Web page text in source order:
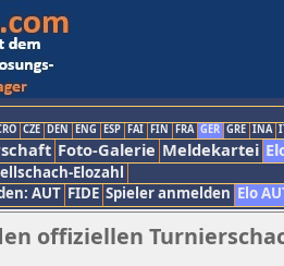
CZE DEN ENG ESP FAI FIN FRA GER GRE INA
Foto-Galerie Meldekartei
Elozahl
AUT FIDE Spieler anmelden Elo
offiziellen